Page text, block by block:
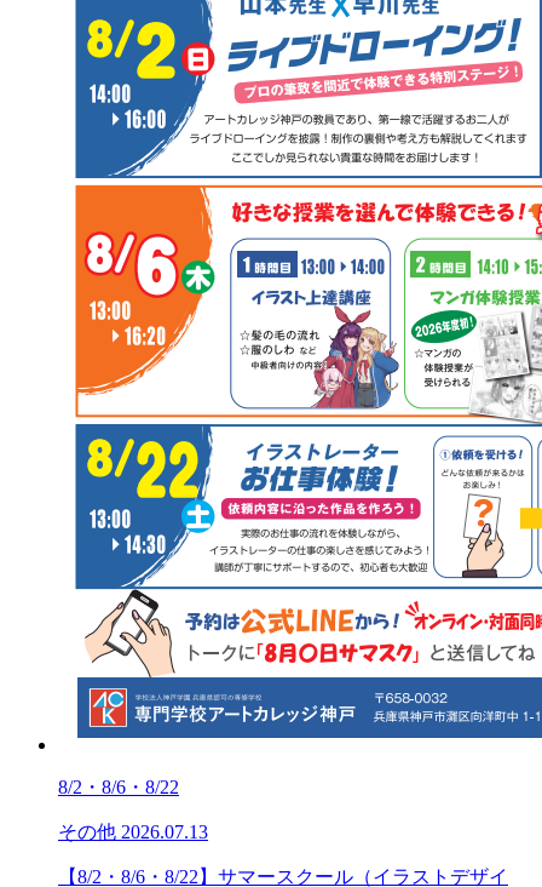
8/2・8/6・8/22
その他 2026.07.13
【8/2・8/6・8/22】サマースクール（イラストデザイ